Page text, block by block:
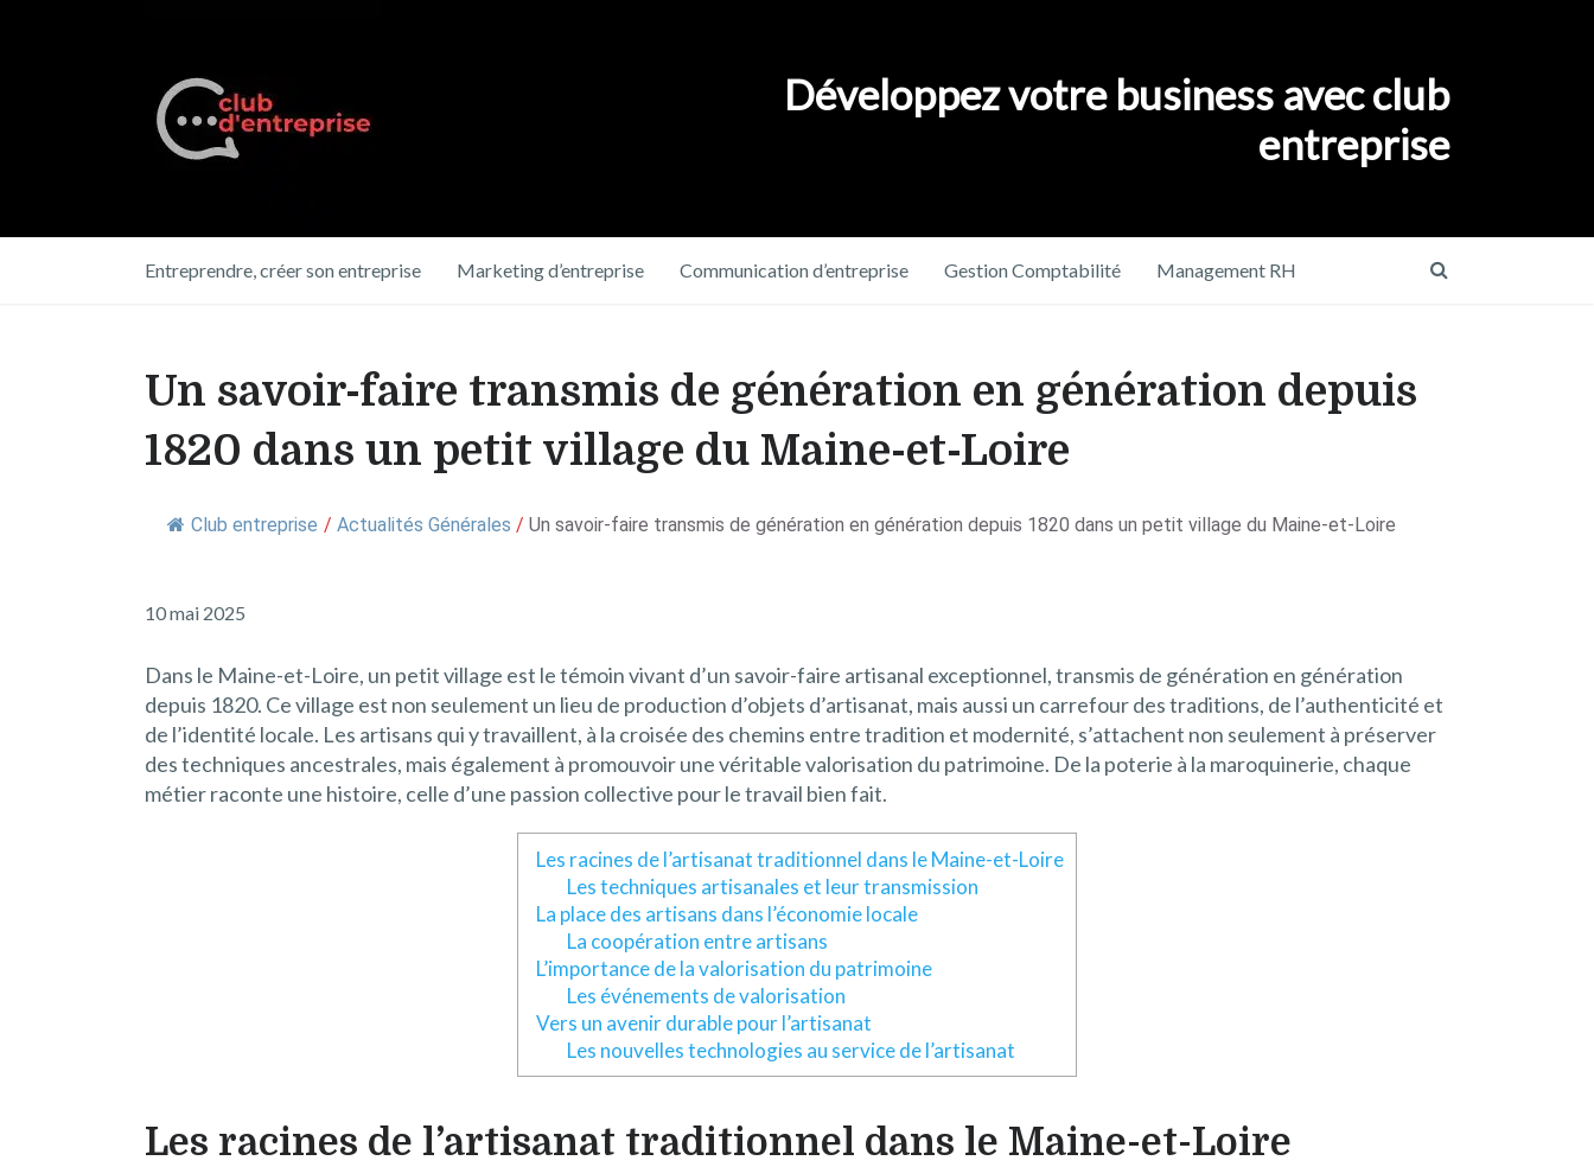
Développez votre business avec club
entreprise
Entreprendre, créer son entreprise Marketing d’entreprise Communication d’entreprise Gestion Comptabilité Management RH
Un savoir-faire transmis de génération en génération depuis
1820 dans un petit village du Maine-et-Loire
Club entreprise / Actualités Générales / Un savoir-faire transmis de génération en génération depuis 1820 dans un petit village du Maine-et-Loire
10 mai 2025
Dans le Maine-et-Loire, un petit village est le témoin vivant d’un savoir-faire artisanal exceptionnel, transmis de génération en génération
depuis 1820. Ce village est non seulement un lieu de production d’objets d’artisanat, mais aussi un carrefour des traditions, de l’authenticité et
de l’identité locale. Les artisans qui y travaillent, à la croisée des chemins entre tradition et modernité, s’attachent non seulement à préserver
des techniques ancestrales, mais également à promouvoir une véritable valorisation du patrimoine. De la poterie à la maroquinerie, chaque
métier raconte une histoire, celle d’une passion collective pour le travail bien fait.
Les racines de l’artisanat traditionnel dans le Maine-et-Loire
Les techniques artisanales et leur transmission
La place des artisans dans l’économie locale
La coopération entre artisans
L’importance de la valorisation du patrimoine
Les événements de valorisation
Vers un avenir durable pour l’artisanat
Les nouvelles technologies au service de l’artisanat
Les racines de l’artisanat traditionnel dans le Maine-et-Loire